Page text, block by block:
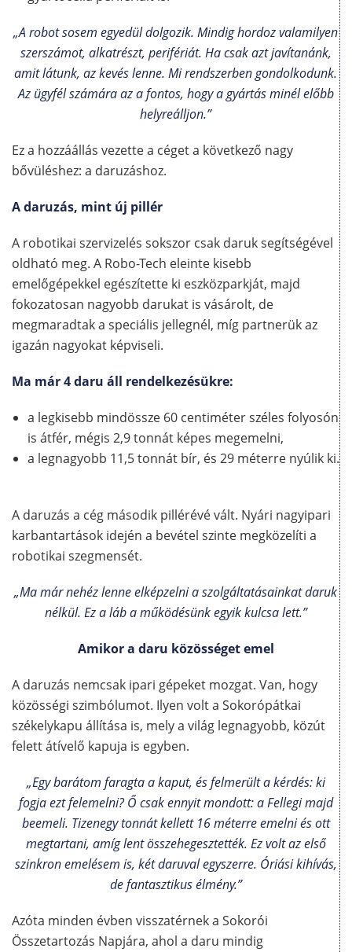
„A robot sosem egyedül dolgozik. Mindig hordoz valamilyen
szerszámot, alkatrészt, perifériát. Ha csak azt javítanánk,
amit látunk, az kevés lenne. Mi rendszerben gondolkodunk.
Az ügyfél számára az a fontos, hogy a gyártás minél előbb
helyreálljon.”
Ez a hozzáállás vezette a céget a következő nagy
bővüléshez: a daruzáshoz.
A daruzás, mint új pillér
A robotikai szervizelés sokszor csak daruk segítségével
oldható meg. A Robo-Tech eleinte kisebb
emelőgépekkel egészítette ki eszközparkját, majd
fokozatosan nagyobb darukat is vásárolt, de
megmaradtak a speciális jellegnél, míg partnerük az
igazán nagyokat képviseli.
Ma már 4 daru áll rendelkezésükre:
a legkisebb mindössze 60 centiméter széles folyosón
is átfér, mégis 2,9 tonnát képes megemelni,
a legnagyobb 11,5 tonnát bír, és 29 méterre nyúlik ki.
A daruzás a cég második pillérévé vált. Nyári nagyipari
karbantartások idején a bevétel szinte megközelíti a
robotikai szegmensét.
„Ma már nehéz lenne elképzelni a szolgáltatásainkat daruk
nélkül. Ez a láb a működésünk egyik kulcsa lett.”
Amikor a daru közösséget emel
A daruzás nemcsak ipari gépeket mozgat. Van, hogy
közösségi szimbólumot. Ilyen volt a Sokorópátkai
székelykapu állítása is, mely a világ legnagyobb, közút
felett átívelő kapuja is egyben.
„Egy barátom faragta a kaput, és felmerült a kérdés: ki
fogja ezt felemelni? Ő csak ennyit mondott: a Fellegi majd
beemeli. Tizenegy tonnát kellett 16 méterre emelni és ott
megtartani, amíg lent összehegesztették. Ez volt az első
szinkron emelésem is, két daruval egyszerre. Óriási kihívás,
de fantasztikus élmény.”
Azóta minden évben visszatérnek a Sokorói
Összetartozás Napjára, ahol a daru mindig